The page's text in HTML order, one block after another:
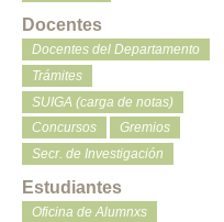
Docentes
Docentes del Departamento
Trámites
SUIGA (carga de notas)
Concursos
Gremios
Secr. de Investigación
Estudiantes
Oficina de Alumnxs